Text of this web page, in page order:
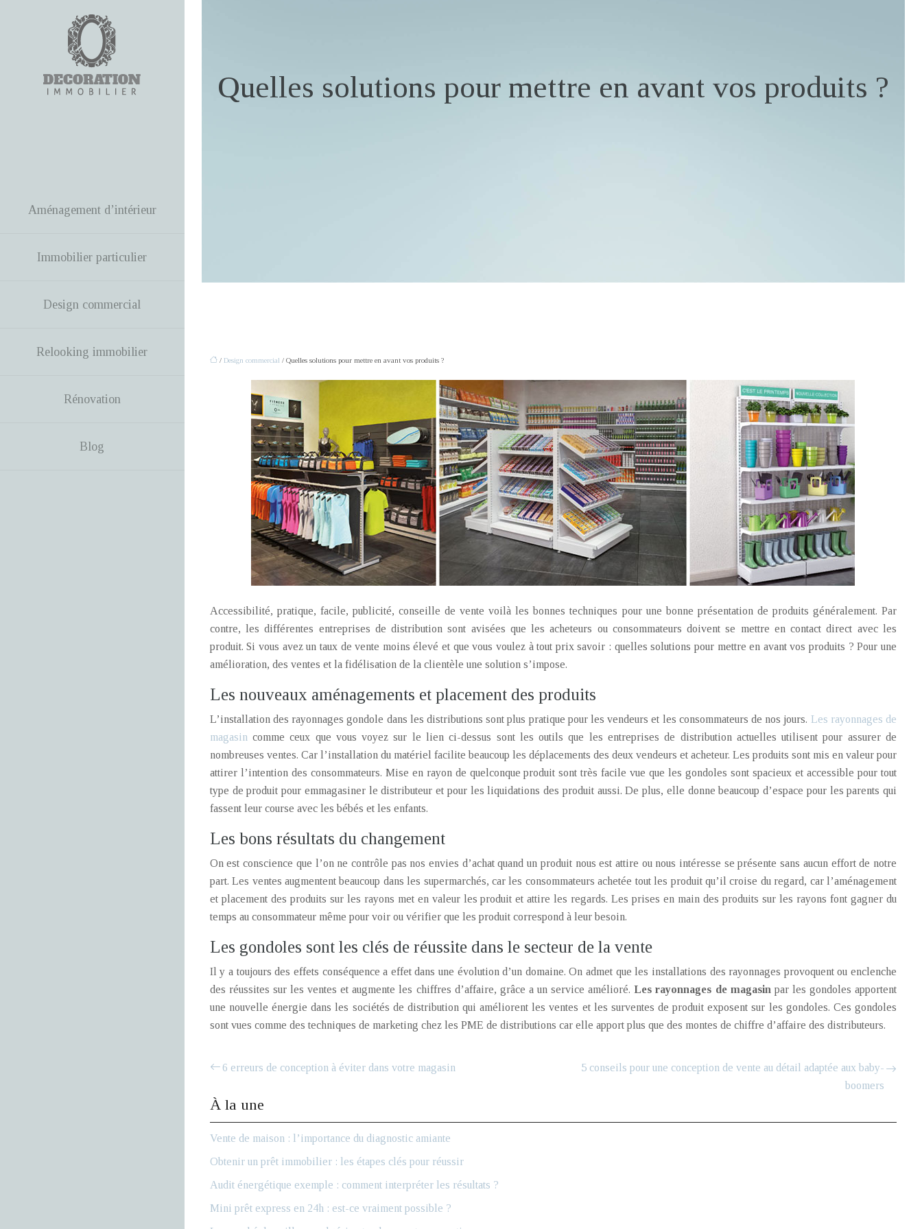
Aménagement d’intérieur
Immobilier particulier
Design commercial
Relooking immobilier
Rénovation
Blog
Quelles solutions pour mettre en avant vos produits ?
/ Design commercial / Quelles solutions pour mettre en avant vos produits ?
Accessibilité, pratique, facile, publicité, conseille de vente voilà les bonnes techniques pour une bonne présentation de produits généralement. Par
contre, les différentes entreprises de distribution sont avisées que les acheteurs ou consommateurs doivent se mettre en contact direct avec les
produit. Si vous avez un taux de vente moins élevé et que vous voulez à tout prix savoir : quelles solutions pour mettre en avant vos produits ? Pour une
amélioration, des ventes et la fidélisation de la clientèle une solution s’impose.
Les nouveaux aménagements et placement des produits
L’installation des rayonnages gondole dans les distributions sont plus pratique pour les vendeurs et les consommateurs de nos jours. Les rayonnages de
magasin comme ceux que vous voyez sur le lien ci-dessus sont les outils que les entreprises de distribution actuelles utilisent pour assurer de
nombreuses ventes. Car l’installation du matériel facilite beaucoup les déplacements des deux vendeurs et acheteur. Les produits sont mis en valeur pour
attirer l’intention des consommateurs. Mise en rayon de quelconque produit sont très facile vue que les gondoles sont spacieux et accessible pour tout
type de produit pour emmagasiner le distributeur et pour les liquidations des produit aussi. De plus, elle donne beaucoup d’espace pour les parents qui
fassent leur course avec les bébés et les enfants.
Les bons résultats du changement
On est conscience que l’on ne contrôle pas nos envies d’achat quand un produit nous est attire ou nous intéresse se présente sans aucun effort de notre
part. Les ventes augmentent beaucoup dans les supermarchés, car les consommateurs achetée tout les produit qu’il croise du regard, car l’aménagement
et placement des produits sur les rayons met en valeur les produit et attire les regards. Les prises en main des produits sur les rayons font gagner du
temps au consommateur même pour voir ou vérifier que les produit correspond à leur besoin.
Les gondoles sont les clés de réussite dans le secteur de la vente
Il y a toujours des effets conséquence a effet dans une évolution d’un domaine. On admet que les installations des rayonnages provoquent ou enclenche
des réussites sur les ventes et augmente les chiffres d’affaire, grâce a un service amélioré.Les rayonnages de magasin par les gondoles apportent
une nouvelle énergie dans les sociétés de distribution qui améliorent les ventes et les surventes de produit exposent sur les gondoles. Ces gondoles
sont vues comme des techniques de marketing chez les PME de distributions car elle apport plus que des montes de chiffre d’affaire des distributeurs.
6 erreurs de conception à éviter dans votre magasin
5 conseils pour une conception de vente au détail adaptée aux baby-
boomers
À la une
Vente de maison : l’importance du diagnostic amiante
Obtenir un prêt immobilier : les étapes clés pour réussir
Audit énergétique exemple : comment interpréter les résultats ?
Mini prêt express en 24h : est-ce vraiment possible ?